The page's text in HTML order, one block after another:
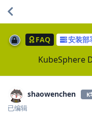
FAQ 安装部
KubeSphere
shaowenchen K
已编辑